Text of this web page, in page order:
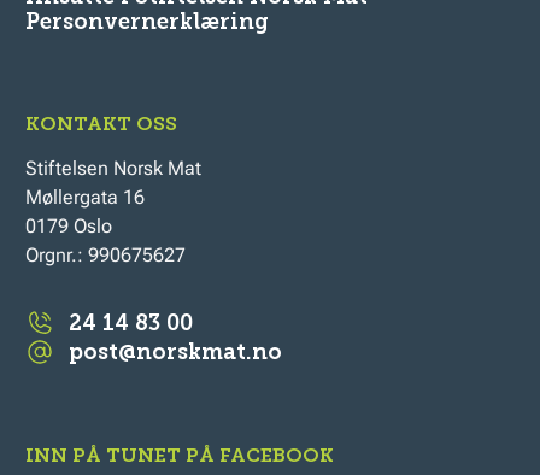
Personvernerklæring
KONTAKT OSS
Stiftelsen Norsk Mat
Møllergata 16
0179 Oslo
Orgnr.: 990675627
24 14 83 00
post@norskmat.no
INN PÅ TUNET PÅ FACEBOOK